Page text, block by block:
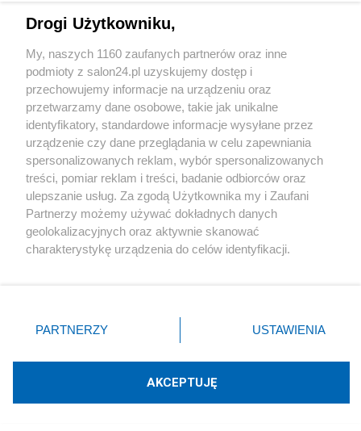
Rekord na lotnisku we Wrocławiu. Te kierunki podbiły
serca
Redakcja
Tragedia w Brzesku. Tłum gapiów nagrywał śmigłowiec z
poszkodowanym
Redakcja
Drogi Użytkowniku,
My, naszych 1160 zaufanych partnerów oraz inne
podmioty z salon24.pl uzyskujemy dostęp i
przechowujemy informacje na urządzeniu oraz
przetwarzamy dane osobowe, takie jak unikalne
identyfikatory, standardowe informacje wysyłane przez
urządzenie czy dane przeglądania w celu zapewniania
spersonalizowanych reklam, wybór spersonalizowanych
treści, pomiar reklam i treści, badanie odbiorców oraz
ulepszanie usług. Za zgodą Użytkownika my i Zaufani
Partnerzy możemy używać dokładnych danych
geolokalizacyjnych oraz aktywnie skanować
charakterystykę urządzenia do celów identyfikacji.
zmienić/wycofać klikając przycisk ustawień prywatności
znajdujący się w lewym dolnym rogu strony
rodzaje przetwarzania danych nie wymagają zgody
użytkownika, ale masz prawo sprzeciwić się takiemu
PARTNERZY USTAWIENIA
AKCEPTUJĘ